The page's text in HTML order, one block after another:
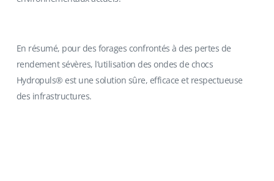
En résumé, pour des forages confrontés à des pertes de
rendement sévères, l’utilisation des ondes de chocs
Hydropuls® est une solution sûre, efficace et respectueuse
des infrastructures.